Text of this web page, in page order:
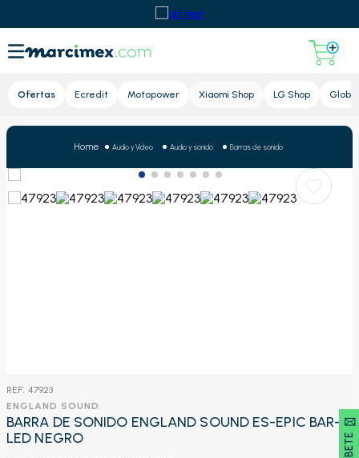
Ofertas Ecredit Motopower Xiaomi Shop LG Shop Global
Audio y Video Audio y sonido Barras de sonido
: 47923
ENGLAND SOUND
BARRA DE SONIDO ENGLAND SOUND ES-EPIC BAR-
LED NEGRO